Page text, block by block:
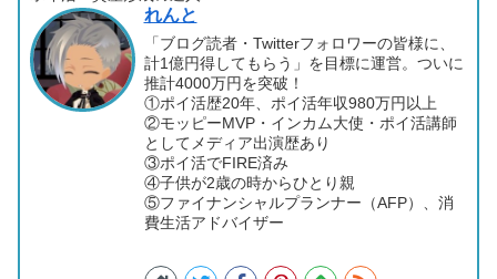
れんと
「ブログ読者・Twitterフォロワーの皆様に、
計1億円得してもらう」を目標に運営。ついに
推計4000万円を突破！
①ポイ活歴20年、ポイ活年収980万円以上
②モッピーMVP・インカム大使・ポイ活講師
としてメディア出演歴あり
③ポイ活でFIRE済み
④子供が2歳の時からひとり親
⑤ファイナンシャルプランナー（AFP）、消
費生活アドバイザー